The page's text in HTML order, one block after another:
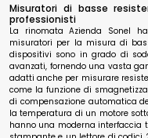
Misuratori di basse
professionisti
La rinomata Azienda Sonel
misuratori per la misura di
dispositivi sono in grado di
avanzati, fornendo una vasta
adatti anche per misurare
come la funzione di
di compensazione automatica
la temperatura di un motore
hanno una moderna interfaccia